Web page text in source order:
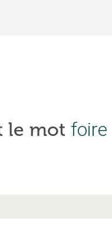
le mot foire